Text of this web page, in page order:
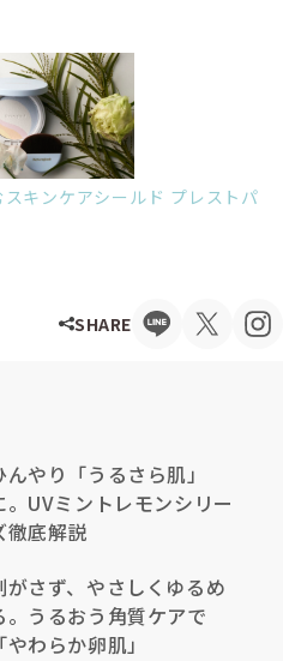
キンケアシールド プレストパ
SHARE
んやり「うるさら肌」
。UVミントレモンシリー
徹底解説
がさず、やさしくゆるめ
。うるおう角質ケアで
「やわらか卵肌」